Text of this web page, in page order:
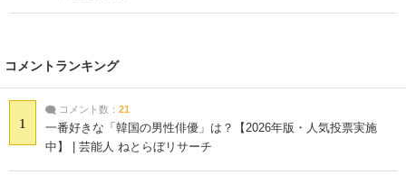
コメントランキング
1
コメント数： 21
一番好きな「韓国の男性俳優」は？【2026年版・人気投票実施
中】 | 芸能人 ねとらぼリサーチ